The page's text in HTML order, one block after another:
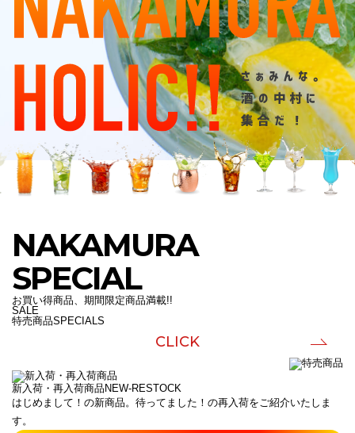
NAKAMURA
SPECIAL
お買い得商品、期間限定商品満載!!
SALE
特売商品SPECIALS
CLICK
新入荷・再入荷商品 NEW-RESTOCK
はじめまして！の新商品。待ってました！の再入荷をご紹介いたしま
す。